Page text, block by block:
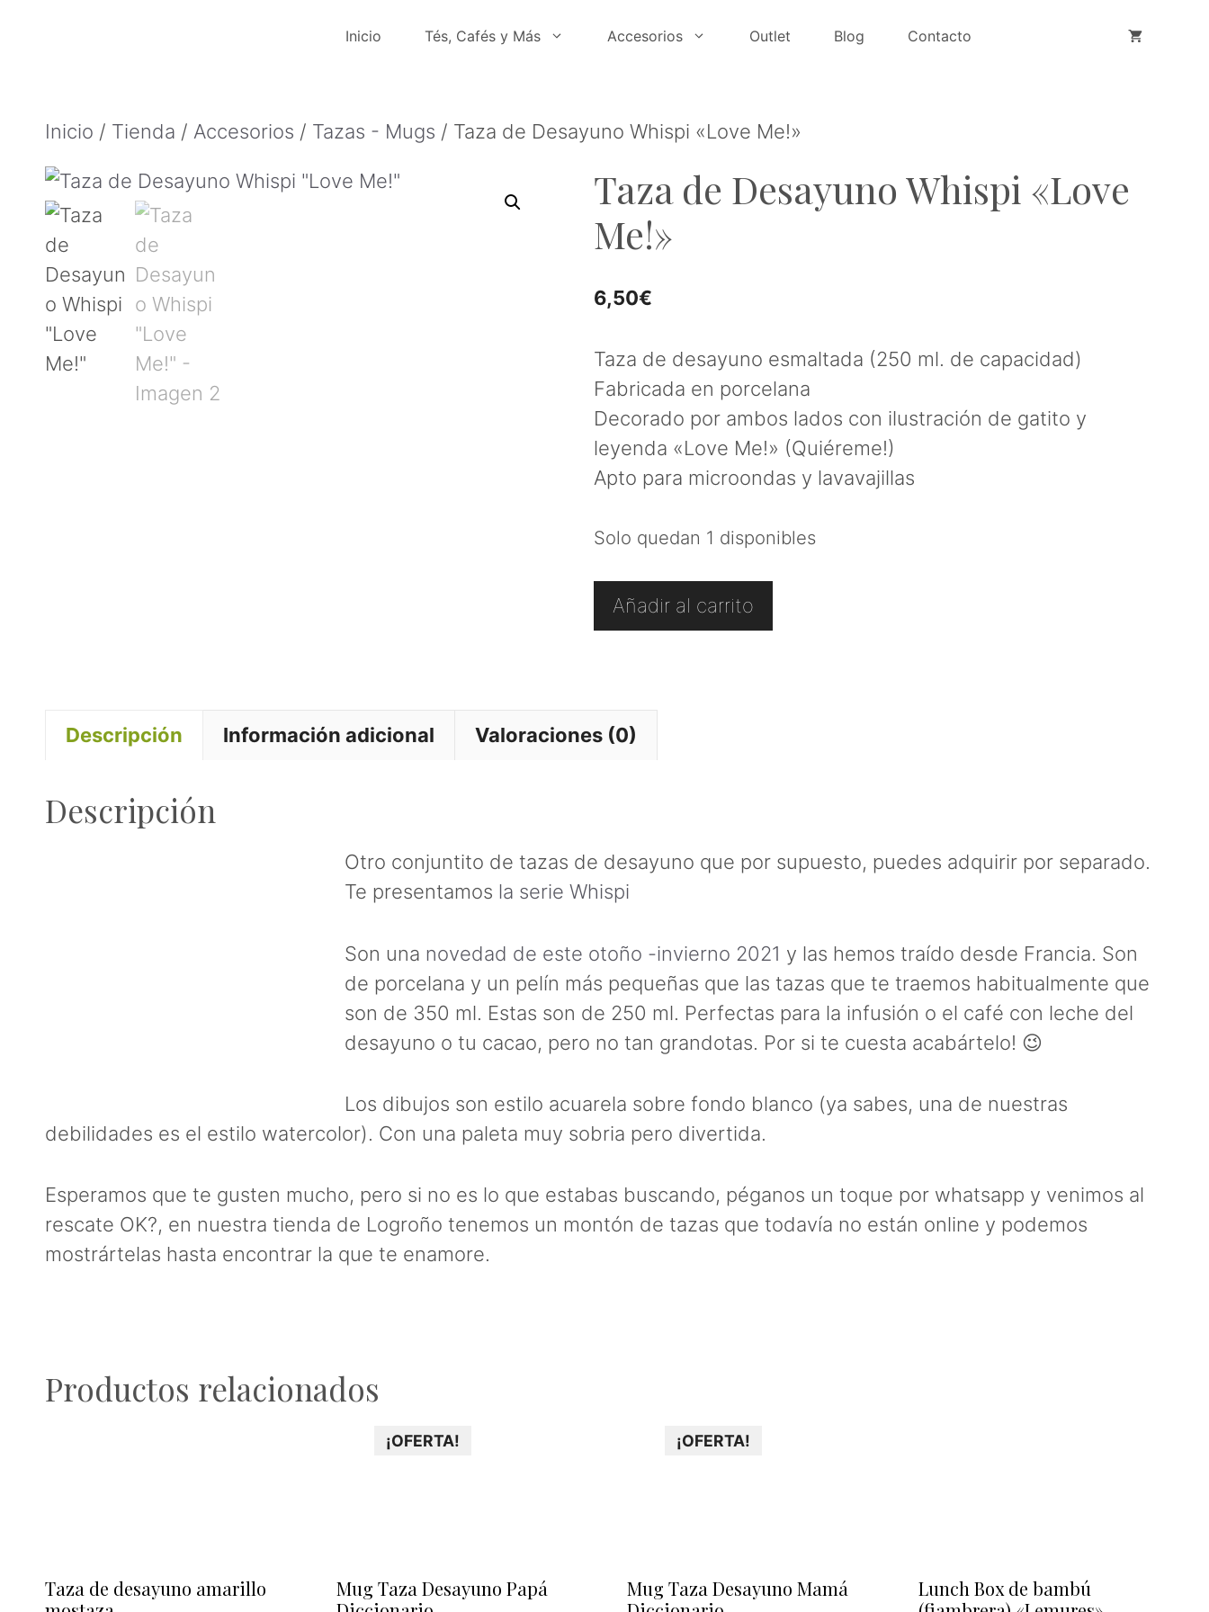
Inicio Tés, Cafés y Más Accesorios Outlet Blog Contacto
Inicio / Tienda / Accesorios / Tazas - Mugs / Taza de Desayuno Whispi «Love Me!»
Taza de Desayuno Whispi «Love
Me!»
6,50€
Taza de desayuno esmaltada (250 ml. de capacidad)
Fabricada en porcelana
Decorado por ambos lados con ilustración de gatito y
leyenda «Love Me!» (Quiéreme!)
Apto para microondas y lavavajillas
Solo quedan 1 disponibles
Taza
"Love
Me!"
Añadir al carrito
Descripción Información adicional Valoraciones (0)
Descripción
Otro conjuntito de tazas de desayuno que por supuesto, puedes adquirir por separado.
Te presentamos la serie Whispi
Son una novedad de este otoño -invierno 2021 y las hemos traído desde Francia. Son
de porcelana y un pelín más pequeñas que las tazas que te traemos habitualmente que
son de 350 ml. Estas son de 250 ml. Perfectas para la infusión o el café con leche del
desayuno o tu cacao, pero no tan grandotas. Por si te cuesta acabártelo! 😉
Los dibujos son estilo acuarela sobre fondo blanco (ya sabes, una de nuestras
debilidades es el estilo watercolor). Con una paleta muy sobria pero divertida.
Esperamos que te gusten mucho, pero si no es lo que estabas buscando, péganos un toque por whatsapp y venimos al
rescate OK?, en nuestra tienda de Logroño tenemos un montón de tazas que todavía no están online y podemos
mostrártelas hasta encontrar la que te enamore.
Productos relacionados
Taza de desayuno amarillo
¡OFERTA!
Mug Taza Desayuno Papá
¡OFERTA!
Mug Taza Desayuno Mamá
Lunch Box de bambú